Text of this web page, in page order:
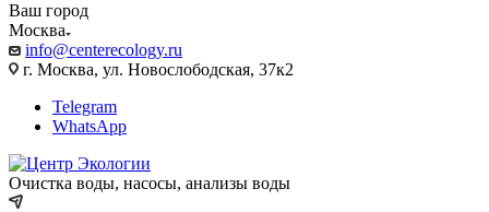
Ваш город
Москва
info@centerecology.ru
г. Москва, ул. Новослободская, 37к2
Telegram
WhatsApp
Очистка воды, насосы, анализы воды